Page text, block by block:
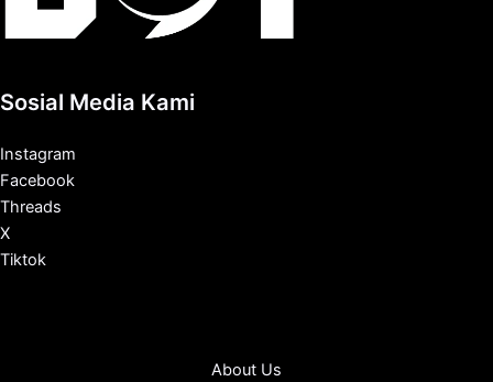
Sosial Media Kami
Instagram
Facebook
Threads
X
Tiktok
About Us